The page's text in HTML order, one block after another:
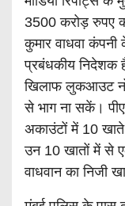
3500 करोड़ रुपए
कुमार वाधवा कंपनी
प्रबंधकीय निदेशक
खिलाफ लुकआउट
से भाग ना सकें।
अकाउंटों में 10
उन 10 खातों में से
वाधवान का निजी